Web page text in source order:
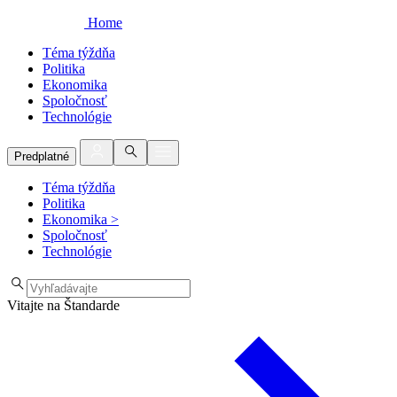
Home
Téma týždňa
Politika
Ekonomika
Spoločnosť
Technológie
Predplatné
Téma týždňa
Politika
Ekonomika >
Spoločnosť
Technológie
Vitajte na Štandarde